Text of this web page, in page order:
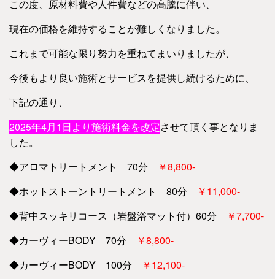
この度、原材料費や人件費などの高騰に伴い、
現在の価格を維持することが難しくなりました。
これまで可能な限り努力を重ねてまいりましたが、
今後もより良い施術とサービスを提供し続けるために、
下記の通り、
2025年4月1日より施術料金を改定させて頂く事となりま
した。
◆アロマトリートメント 70分
￥8,800-
◆ホットストーントリートメント 80分
￥11,000-
◆背中スッキリコース（岩盤浴マット付）60分
￥7,700-
◆カーヴィーBODY 70分
￥8,800-
◆カーヴィーBODY 100分
￥12,100-